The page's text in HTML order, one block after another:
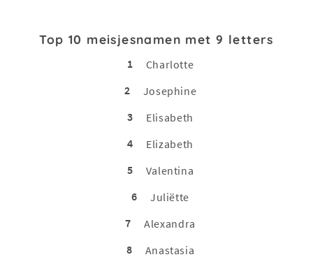
Top 10 meisjesnamen met 9 letters
1
Charlotte
2
Josephine
3
Elisabeth
4
Elizabeth
5
Valentina
6
Juliëtte
7
Alexandra
8
Anastasia